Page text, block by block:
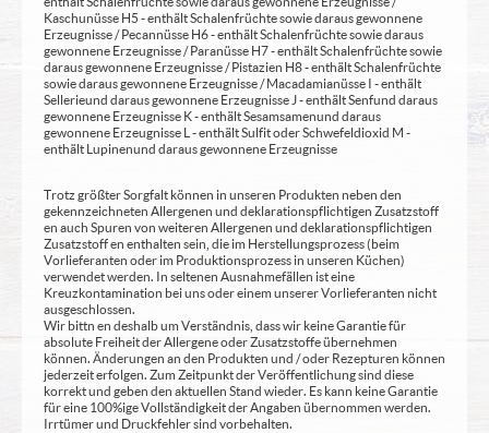
Kaschunüsse H5 - enthält Schalenfrüchte sowie daraus gewonnene
Erzeugnisse / Pecannüsse H6 - enthält Schalenfrüchte sowie daraus
gewonnene Erzeugnisse / Paranüsse H7 - enthält Schalenfrüchte sowie
daraus gewonnene Erzeugnisse / Pistazien H8 - enthält Schalenfrüchte
sowie daraus gewonnene Erzeugnisse / Macadamianüsse I - enthält
Sellerie und daraus gewonnene Erzeugnisse J - enthält Senf und daraus
gewonnene Erzeugnisse K - enthält Sesamsamen und daraus
gewonnene Erzeugnisse L - enthält Sulfit oder Schwefeldioxid M -
enthält Lupinen und daraus gewonnene Erzeugnisse
Trotz größter Sorgfalt können in unseren Produkten neben den
gekennzeichneten Allergenen und deklarationspflichtigen Zusatzstoff
en auch Spuren von weiteren Allergenen und deklarationspflichtigen
Zusatzstoff en enthalten sein, die im Herstellungsprozess (beim
Vorlieferanten oder im Produktionsprozess in unseren Küchen)
verwendet werden. In seltenen Ausnahmefällen ist eine
Kreuzkontamination bei uns oder einem unserer Vorlieferanten nicht
ausgeschlossen.
Wir bittn en deshalb um Verständnis, dass wir keine Garantie für
absolute Freiheit der Allergene oder Zusatzstoffe übernehmen
können. Änderungen an den Produkten und / oder Rezepturen können
jederzeit erfolgen. Zum Zeitpunkt der Veröffentlichung sind diese
korrekt und geben den aktuellen Stand wieder. Es kann keine Garantie
für eine 100%ige Vollständigkeit der Angaben übernommen werden.
Irrtümer und Druckfehler sind vorbehalten.